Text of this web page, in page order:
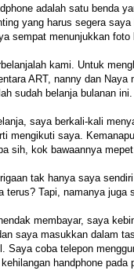
adalah satu benda
yang harus segera
sempat menunjukkan
kami. Untuk
ART, nanny dan
sudah belanja bulanan
saya berkali-kali
mengikuti saya.
sih, kok bawaannya
tak hanya saya
terus? Tapi, namanya juga
membayar, saya
saya masukkan dalam
Saya coba telepon
handphone pada